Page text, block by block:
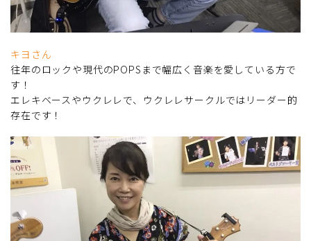
キヨさん
往年のロックや現代のPOPSまで幅広く音楽を愛している方で
す！
エレキベースやウクレレで、ウクレレサークルではリーダー的
存在です！